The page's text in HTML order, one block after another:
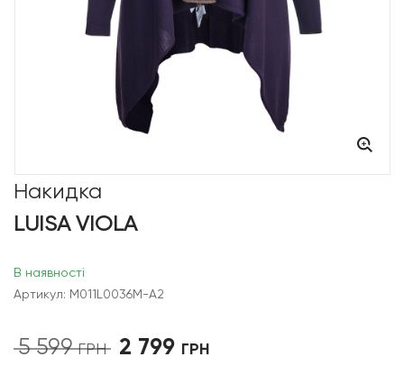
Накидка
LUISA VIOLA
В наявності
Артикул: M011L0036M-A2
5 599ГРН
Оригінальна
2 799 ГРН